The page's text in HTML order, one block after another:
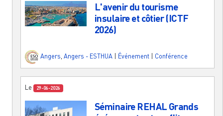
L'avenir du tourisme
insulaire et côtier (ICTF
2026)
Angers, Angers - ESTHUA Événement Conférence
Le 29-06-2026
Séminaire REHAL Grands